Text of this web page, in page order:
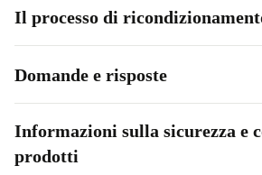
Punti di forza che fanno la differenza:
immediate e multitasking senza intoppi.
visivo, sia in ufficio che in movimento.
Connettività versatile
Il processo di
Domande e risposte
Informazioni sulla sicurezza e
prodotti